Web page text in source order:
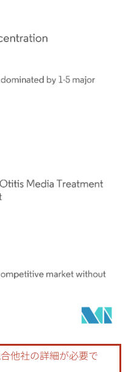
BY 4.0の表示が必要です。